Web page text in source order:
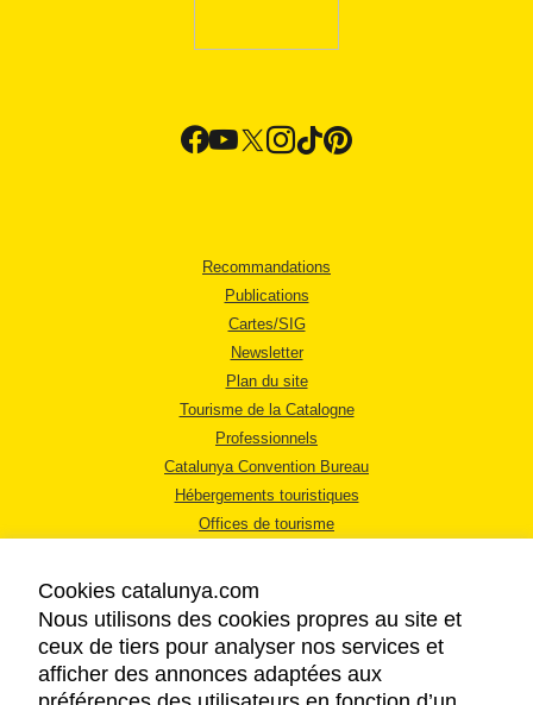
Recommandations
Publications
Cartes/SIG
Newsletter
Plan du site
Tourisme de la Catalogne
Professionnels
Catalunya Convention Bureau
Hébergements touristiques
Offices de tourisme
MENTIONS LÉGALES
Cookies catalunya.com
Nous utilisons des cookies propres au site et
ceux de tiers pour analyser nos services et
afficher des annonces adaptées aux